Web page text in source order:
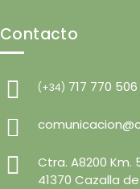
Contacto
(+34) 717 770 506
Ctra. A8200 Km.
41370 Cazalla